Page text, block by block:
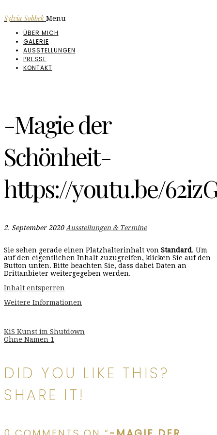
Sylvia Sobbek Menu
ÜBER MICH
GALERIE
AUSSTELLUNGEN
PRESSE
KONTAKT
-Magie der
Schönheit-
https://youtu.be/
2. September 2020 Ausstellungen & Termine
Sie sehen gerade einen Platzhalterinhalt von Standard. Um
auf den eigentlichen Inhalt zuzugreifen, klicken Sie auf den
Button unten. Bitte beachten Sie, dass dabei Daten an
Drittanbieter weitergegeben werden.
Inhalt entsperren
Weitere Informationen
Beitragsnavigation
KiS Kunst im Shutdown
Ohne Namen 1
DID YOU LIKE THIS?
SHARE IT!